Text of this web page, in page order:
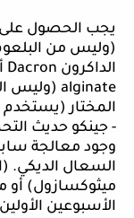
يجب الحصول على
(وليس من
الداكرون Dacron
alginate (وليس
المختار
- جينكو حديث
وجود معالجة
السعال الديكي.
ميثوكسازول) أو
الأسبوعين